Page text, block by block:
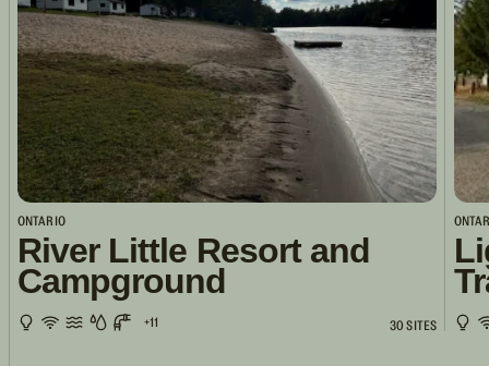
ONTARIO
River Little Resort and
Campground
+11 30 SITES